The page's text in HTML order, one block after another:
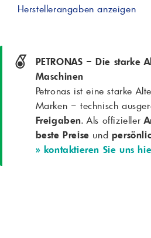
Herstellerangaben anzeigen
PETRONAS – Die starke
Maschinen
Petronas ist eine starke
Marken – technisch
Freigaben. Als offizieller
beste Preise und
» kontaktieren Sie uns